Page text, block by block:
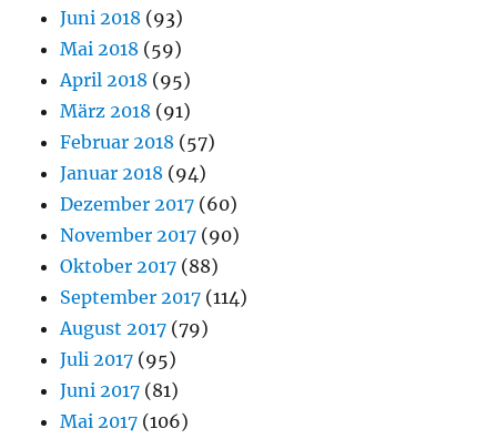
Juni 2018 (93)
Mai 2018 (59)
April 2018 (95)
März 2018 (91)
Februar 2018 (57)
Januar 2018 (94)
Dezember 2017 (60)
November 2017 (90)
Oktober 2017 (88)
September 2017 (114)
August 2017 (79)
Juli 2017 (95)
Juni 2017 (81)
Mai 2017 (106)